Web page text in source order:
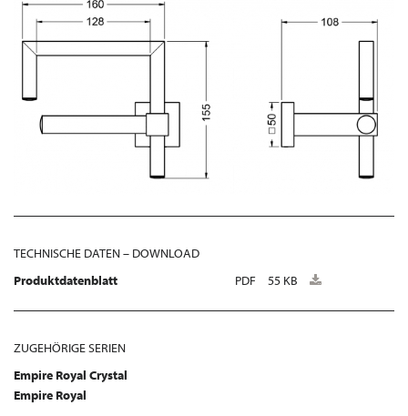
TECHNISCHE DATEN – DOWNLOAD
Produktdatenblatt
PDF 55 KB
ZUGEHÖRIGE SERIEN
Empire Royal Crystal
Empire Royal